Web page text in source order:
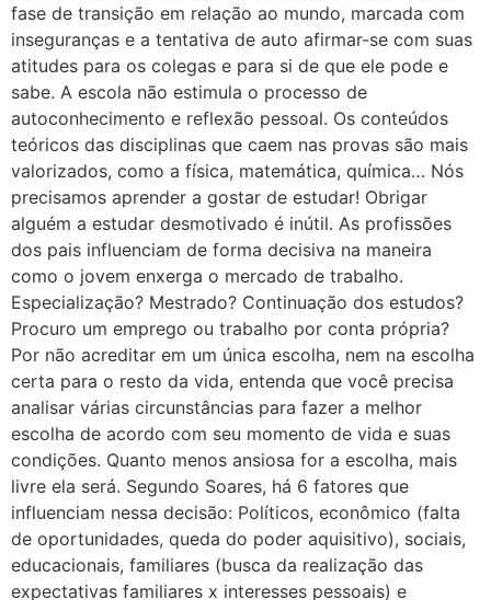
fase de transição em relação ao mundo, marcada com
inseguranças e a tentativa de auto afirmar-se com suas
atitudes para os colegas e para si de que ele pode e
sabe. A escola não estimula o processo de
autoconhecimento e reflexão pessoal. Os conteúdos
teóricos das disciplinas que caem nas provas são mais
valorizados, como a física, matemática, química… Nós
precisamos aprender a gostar de estudar! Obrigar
alguém a estudar desmotivado é inútil. As profissões
dos pais influenciam de forma decisiva na maneira
como o jovem enxerga o mercado de trabalho.
Especialização? Mestrado? Continuação dos estudos?
Procuro um emprego ou trabalho por conta própria?
Por não acreditar em um única escolha, nem na escolha
certa para o resto da vida, entenda que você precisa
analisar várias circunstâncias para fazer a melhor
escolha de acordo com seu momento de vida e suas
condições. Quanto menos ansiosa for a escolha, mais
livre ela será. Segundo Soares, há 6 fatores que
influenciam nessa decisão: Políticos, econômico (falta
de oportunidades, queda do poder aquisitivo), sociais,
educacionais, familiares (busca da realização das
expectativas familiares x interesses pessoais) e